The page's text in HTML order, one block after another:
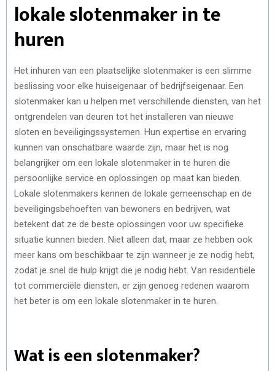
lokale slotenmaker in te
huren
Het inhuren van een plaatselijke slotenmaker is een slimme
beslissing voor elke huiseigenaar of bedrijfseigenaar. Een
slotenmaker kan u helpen met verschillende diensten, van het
ontgrendelen van deuren tot het installeren van nieuwe
sloten en beveiligingssystemen. Hun expertise en ervaring
kunnen van onschatbare waarde zijn, maar het is nog
belangrijker om een lokale slotenmaker in te huren die
persoonlijke service en oplossingen op maat kan bieden.
Lokale slotenmakers kennen de lokale gemeenschap en de
beveiligingsbehoeften van bewoners en bedrijven, wat
betekent dat ze de beste oplossingen voor uw specifieke
situatie kunnen bieden. Niet alleen dat, maar ze hebben ook
meer kans om beschikbaar te zijn wanneer je ze nodig hebt,
zodat je snel de hulp krijgt die je nodig hebt. Van residentiële
tot commerciële diensten, er zijn genoeg redenen waarom
het beter is om een lokale slotenmaker in te huren.
Wat is een slotenmaker?